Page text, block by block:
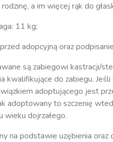
a im więcej rąk do
11 kg;
adopcyjną oraz
są zabiegowi kastracji/
kwalifikujące do zabiegu.
adoptującego jest
adoptowany to szczenię
wieku dojrzałego.
na podstawie uzębienia oraz